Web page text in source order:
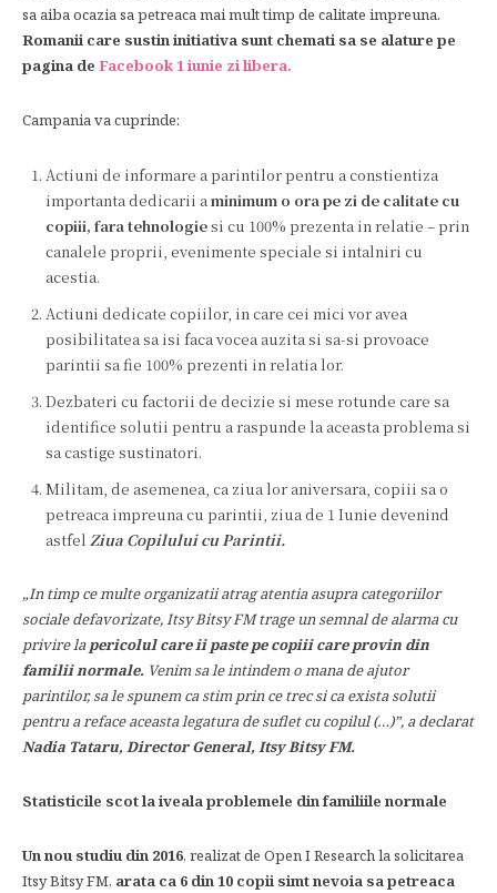
sa aiba ocazia sa petreaca mai mult timp de calitate impreuna.
Romanii care sustin initiativa sunt chemati sa se alature pe
pagina de Facebook 1 iunie zi libera.
Campania va cuprinde:
Actiuni de informare a parintilor pentru a constientiza
importanta dedicarii aminimum o ora pe zi de calitate cu
copiii, fara tehnologiesi cu 100% prezenta in relatie – prin
canalele proprii, evenimente speciale si intalniri cu
acestia.
Actiuni dedicate copiilor, in care cei mici vor avea
posibilitatea sa isi faca vocea auzita si sa-si provoace
parintii sa fie 100% prezenti in relatia lor.
Dezbateri cu factorii de decizie si mese rotunde care sa
identifice solutii pentru a raspunde la aceasta problema si
sa castige sustinatori.
Militam, de asemenea, ca ziua lor aniversara, copiii sa o
petreaca impreuna cu parintii, ziua de 1 Iunie devenind
astfel Ziua Copilului cu Parintii.
„In timp ce multe organizatii atrag atentia asupra categoriilor
sociale defavorizate, Itsy Bitsy FM trage un semnal de alarma cu
privire lapericolul care ii paste pe copiii care provin din
familii normale. Venim sa le intindem o mana de ajutor
parintilor, sa le spunem ca stim prin ce trec si ca exista solutii
pentru a reface aceasta legatura de suflet cu copilul (…)”, a declarat
Nadia Tataru, Director General, Itsy Bitsy FM.
Statisticile scot la iveala problemele din familiile normale
Un nou studiu din 2016, realizat de Open I Research la solicitarea
Itsy Bitsy FM, arata ca 6 din 10 copii simt nevoia sa petreaca